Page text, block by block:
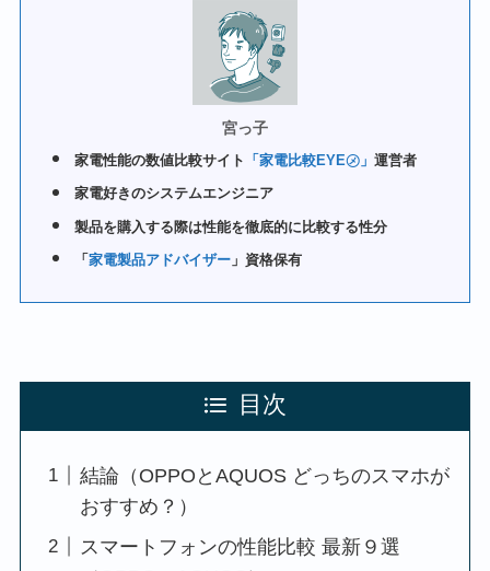
宮っ子
家電性能の数値比較サイト 「家電比較EYE㋱」運営者
家電好きのシステムエンジニア
製品を購入する際は性能を徹底的に比較する性分
「家電製品アドバイザー 」資格保有
目次
結論（OPPOとAQUOS どっちのスマホが
おすすめ？）
スマートフォンの性能比較 最新９選